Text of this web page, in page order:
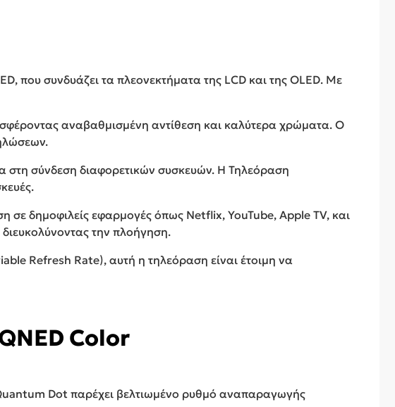
που συνδυάζει τα πλεονεκτήματα της LCD και της OLED. Με
αναβαθμισμένη αντίθεση και καλύτερα χρώματα. Ο
στη σύνδεση διαφορετικών συσκευών. Η Τηλεόραση
σε δημοφιλείς εφαρμογές όπως Netflix, YouTube, Apple TV, και
την πλοήγηση.
Refresh Rate), αυτή η τηλεόραση είναι έτοιμη να
Color
Dot παρέχει βελτιωμένο ρυθμό αναπαραγωγής